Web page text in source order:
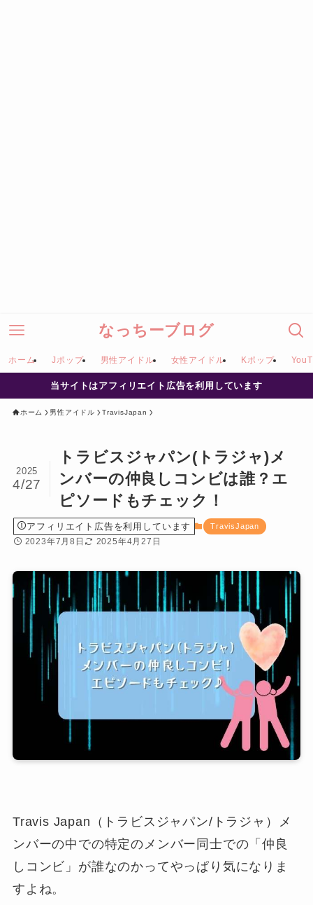
なっちーブログ
ホーム Jポップ 男性アイドル 女性アイドル Kポップ
当サイトはアフィリエイト広告を利用しています
ホーム 男性アイドル TravisJapan
トラビスジャパン(トラジャ)メ
ンバーの仲良しコンビは誰？エ
ピソードもチェック！
2025
4/27
アフィリエイト広告を利用しています TravisJapan
2023年7月8日 2025年4月27日
Travis Japan（トラビスジャパン/トラジャ）メ
ンバーの中での特定のメンバー同士での「仲良
しコンビ」が誰なのかってやっぱり気になりま
すよね。